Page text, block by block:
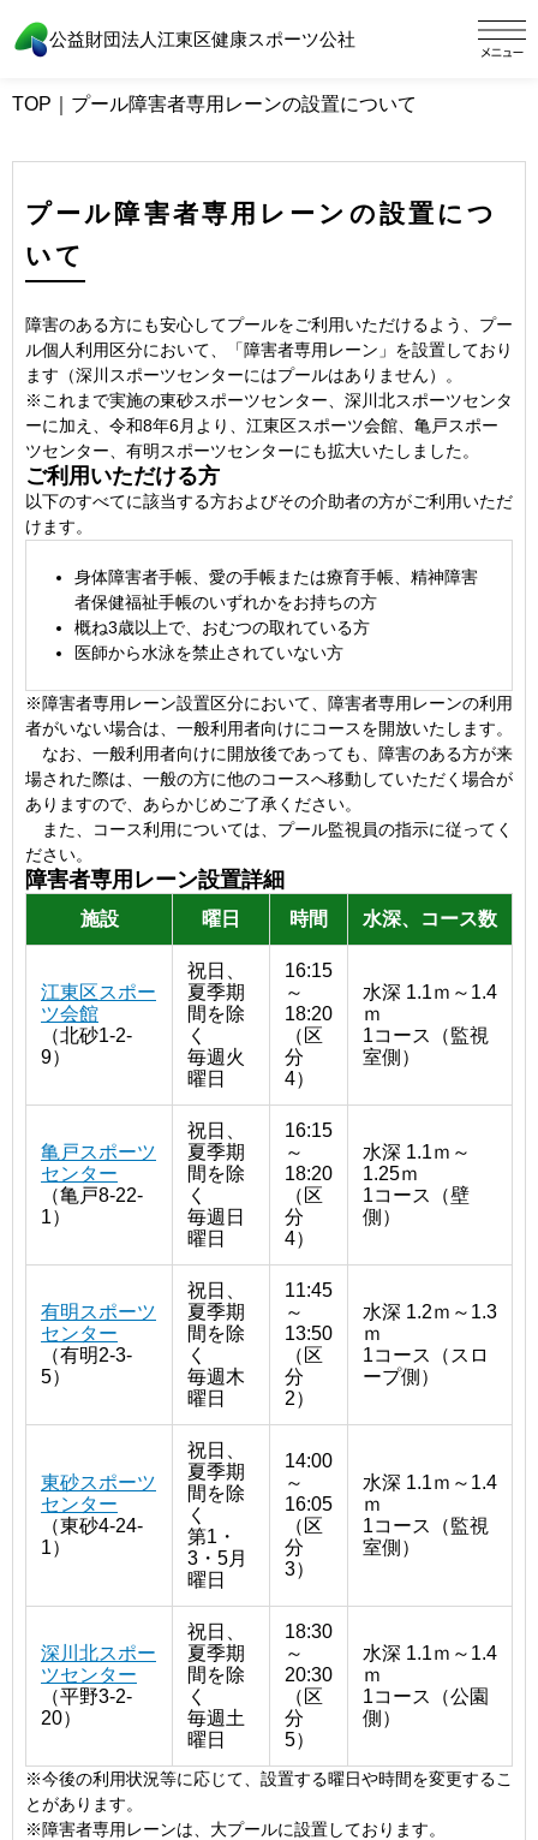
公益財団法人江東区健康スポーツ公社
TOP プール障害者専用レーンの設置について
プール障害者専用レーンの設置につ
いて
障害のある方にも安心してプールをご利用いただけるよう、プー
ル個人利用区分において、「障害者専用レーン」を設置しており
ます（深川スポーツセンターにはプールはありません）。
※これまで実施の東砂スポーツセンター、深川北スポーツセンタ
ーに加え、令和8年6月より、江東区スポーツ会館、亀戸スポー
ツセンター、有明スポーツセンターにも拡大いたしました。
ご利用いただける方
以下のすべてに該当する方およびその介助者の方がご利用いただ
けます。
身体障害者手帳、愛の手帳または療育手帳、精神障害
者保健福祉手帳のいずれかをお持ちの方
概ね3歳以上で、おむつの取れている方
医師から水泳を禁止されていない方
※障害者専用レーン設置区分において、障害者専用レーンの利用
者がいない場合は、一般利用者向けにコースを開放いたします。
なお、一般利用者向けに開放後であっても、障害のある方が来
場された際は、一般の方に他のコースへ移動していただく場合が
ありますので、あらかじめご了承ください。
また、コース利用については、プール監視員の指示に従ってく
ださい。
障害者専用レーン設置詳細
施設 曜日 時間 水深、コース数
江東区スポー
ツ会館
（北砂1-2-
9）
祝日、
夏季期
間を除
く
毎週火
曜日
16:15
～
18:20
（区
分
4）
水深 1.1ｍ～1.4
ｍ
1コース（監視
室側）
亀戸スポーツ
センター
（亀戸8-22-
1）
祝日、
夏季期
間を除
く
毎週日
曜日
16:15
～
18:20
（区
分
4）
水深 1.1ｍ～
1.25ｍ
1コース（壁
側）
有明スポーツ
センター
（有明2-3-
5）
祝日、
夏季期
間を除
く
毎週木
曜日
11:45
～
13:50
（区
分
2）
水深 1.2ｍ～1.3
ｍ
1コース（スロ
ープ側）
東砂スポーツ
センター
（東砂4-24-
1）
祝日、
夏季期
間を除
く
第1・
3・5月
曜日
14:00
～
16:05
（区
分
3）
水深 1.1ｍ～1.4
ｍ
1コース（監視
室側）
深川北スポー
ツセンター
（平野3-2-
20）
祝日、
夏季期
間を除
く
毎週土
曜日
18:30
～
20:30
（区
分
5）
水深 1.1ｍ～1.4
ｍ
1コース（公園
側）
障害者専用レーン設置詳細
※今後の利用状況等に応じて、設置する曜日や時間を変更するこ
とがあります。
※障害者専用レーンは、大プールに設置しております。